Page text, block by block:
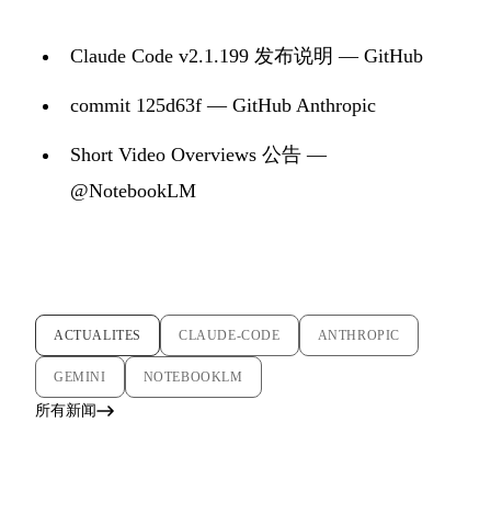
Claude Code v2.1.199 发布说明 — GitHub
commit 125d63f — GitHub Anthropic
Short Video Overviews 公告 —
@NotebookLM
ACTUALITES CLAUDE-CODE ANTHROPIC
GEMINI NOTEBOOKLM
所有新闻